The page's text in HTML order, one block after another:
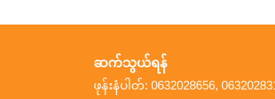
ဆက်သွယ်ရန်
ဖုန်းနံပါတ်: 0632028656,